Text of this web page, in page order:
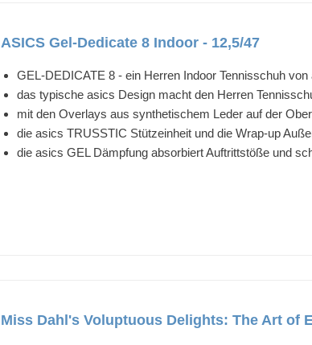
ASICS Gel-Dedicate 8 Indoor - 12,5/47
GEL-DEDICATE 8 - ein Herren Indoor Tennisschuh von
das typische asics Design macht den Herren
mit den Overlays aus synthetischem Leder auf der
die asics TRUSSTIC Stützeinheit und die Wrap-up
die asics GEL Dämpfung absorbiert Auftrittstöße und
Miss Dahl's Voluptuous Delights: The Art of